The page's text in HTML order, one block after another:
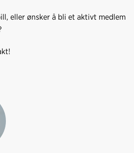
eller ønsker å bli et aktivt medlem